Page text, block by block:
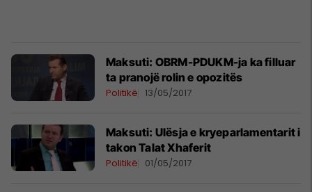
Maksuti: OBRM-PDUKM-ja ka filluar
ta pranojë rolin e opozitës
Politikë 13/05/2017
Maksuti: Ulësja e kryeparlamentarit i
takon Talat Xhaferit
Politikë 01/05/2017